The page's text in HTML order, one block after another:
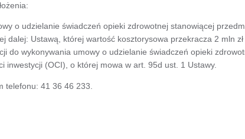
o udzielanie świadczeń opieki zdrowotnej stanowiącej
dalej: Ustawą, której wartość kosztorysowa przekracza 2 mln
do wykonywania umowy o udzielanie świadczeń opieki
inwestycji (OCI), o której mowa w art. 95d ust. 1 Ustawy.
telefonu: 41 36 46 233.